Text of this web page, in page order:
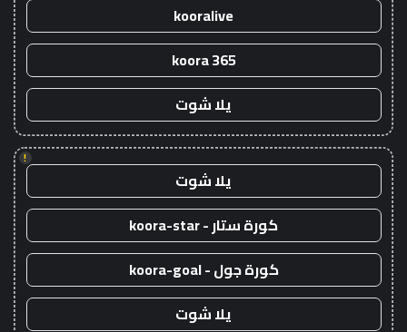
kooralive
koora 365
يلا شوت
!
يلا شوت
كورة ستار - koora-star
كورة جول - koora-goal
يلا شوت